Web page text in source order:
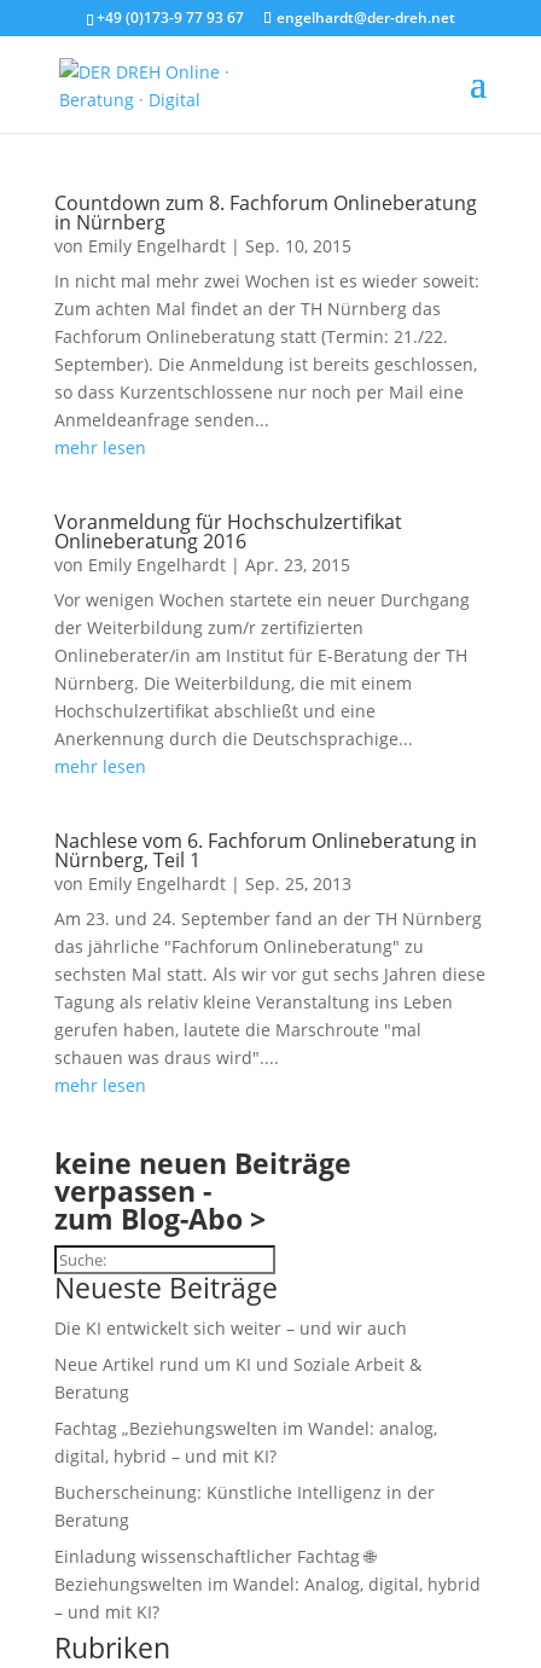
+49 (0)173-9 77 93 67 engelhardt@der-dreh.net
Countdown zum 8. Fachforum Onlineberatung
in Nürnberg
von Emily Engelhardt| Sep. 10, 2015
In nicht mal mehr zwei Wochen ist es wieder soweit:
Zum achten Mal findet an der TH Nürnberg das
Fachforum Onlineberatung statt (Termin: 21./22.
September). Die Anmeldung ist bereits geschlossen,
so dass Kurzentschlossene nur noch per Mail eine
Anmeldeanfrage senden...
mehr lesen
Voranmeldung für Hochschulzertifikat
Onlineberatung 2016
von Emily Engelhardt| Apr. 23, 2015
Vor wenigen Wochen startete ein neuer Durchgang
der Weiterbildung zum/r zertifizierten
Onlineberater/in am Institut für E-Beratung der TH
Nürnberg. Die Weiterbildung, die mit einem
Hochschulzertifikat abschließt und eine
Anerkennung durch die Deutschsprachige...
mehr lesen
Nachlese vom 6. Fachforum Onlineberatung in
Nürnberg, Teil 1
von Emily Engelhardt| Sep. 25, 2013
Am 23. und 24. September fand an der TH Nürnberg
das jährliche "Fachforum Onlineberatung" zu
sechsten Mal statt. Als wir vor gut sechs Jahren diese
Tagung als relativ kleine Veranstaltung ins Leben
gerufen haben, lautete die Marschroute "mal
schauen was draus wird"....
mehr lesen
keine neuen Beiträge
verpassen -
zum Blog-Abo >
Suchen
Neueste Beiträge
Die KI entwickelt sich weiter – und wir auch
Neue Artikel rund um KI und Soziale Arbeit &
Beratung
Fachtag „Beziehungswelten im Wandel: analog,
digital, hybrid – und mit KI?
Bucherscheinung: Künstliche Intelligenz in der
Beratung
Einladung wissenschaftlicher Fachtag 🌐
Beziehungswelten im Wandel: Analog, digital, hybrid
– und mit KI?
Rubriken